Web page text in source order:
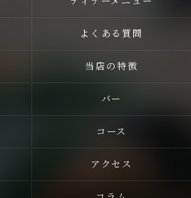
よくある質問
当店の特徴
バー
コース
アクセス